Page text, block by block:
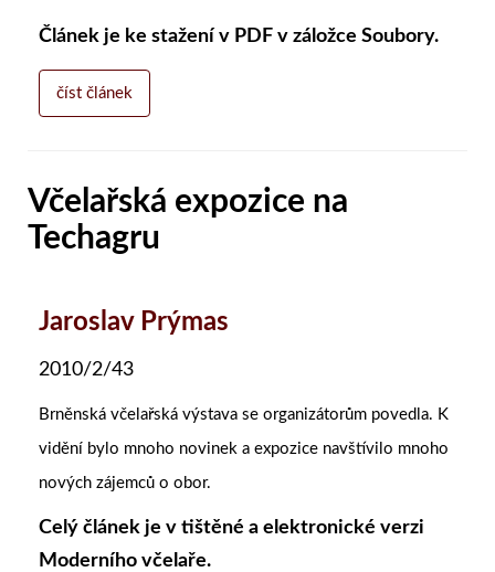
Článek je ke stažení v PDF v záložce Soubory.
číst článek
Včelařská expozice na
Techagru
Jaroslav Prýmas
2010/2/43
Brněnská včelařská výstava se organizátorům povedla. K
vidění bylo mnoho novinek a expozice navštívilo mnoho
nových zájemců o obor.
Celý článek je v tištěné a elektronické verzi
Moderního včelaře.